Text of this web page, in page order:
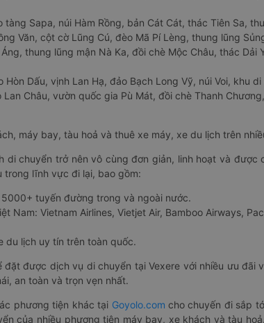
tàng Sapa, núi Hàm Rồng, bản Cát Cát, thác Tiên Sa,
Văn, cột cờ Lũng Cú, đèo Mã Pí Lèng, thung lũng
thung lũng mận Nà Ka, đồi chè Mộc Châu, thác
Hòn Dấu, vịnh Lan Hạ, đảo Bạch Long Vỹ, núi Voi, khu
Lan Châu, vườn quốc gia Pù Mát, đồi chè Thanh
máy bay, tàu hoả và thuê xe máy, xe du lịch trên
di chuyển trở nên vô cùng đơn giản, linh hoạt và được
trong lĩnh vực đi lại, bao gồm:
tuyến đường trong và ngoài nước.
Nam: Vietnam Airlines, Vietjet Air, Bamboo Airways,
du lịch uy tín trên toàn quốc.
được dịch vụ di chuyển tại Vexere với nhiều ưu đãi
an toàn và trọn vẹn nhất.
phương tiện khác tại Goyolo.com cho chuyến đi sắp
của nhiều phương tiện máy bay, xe khách và tàu